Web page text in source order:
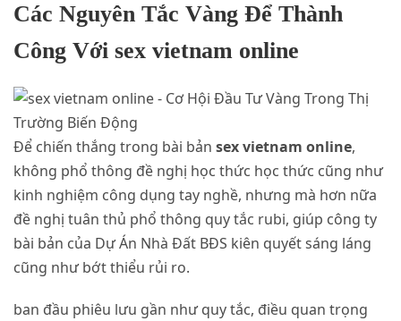
Các Nguyên Tắc Vàng Để Thành
Công Với sex vietnam online
Để chiến thắng trong bài bản sex vietnam online,
không phổ thông đề nghị học thức học thức cũng như
kinh nghiệm công dụng tay nghề, nhưng mà hơn nữa
đề nghị tuân thủ phổ thông quy tắc rubi, giúp công ty
bài bản của Dự Án Nhà Đất BĐS kiên quyết sáng láng
cũng như bớt thiểu rủi ro.
ban đầu phiêu lưu gần như quy tắc, điều quan trọng